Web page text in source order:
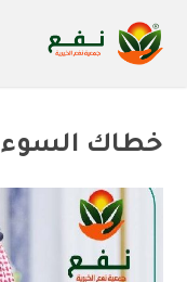
خطاك السوء